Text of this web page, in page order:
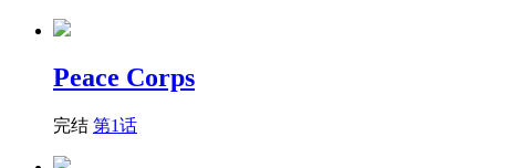
Peace Corps
完结 第1话